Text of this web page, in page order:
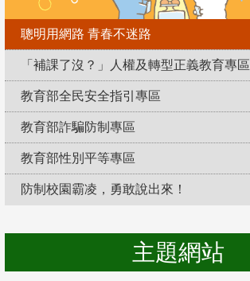
聰明用網路 青春不迷路
「補課了沒？」人權及轉型正義教育專區
教育部全民安全指引專區
教育部詐騙防制專區
教育部性別平等專區
防制校園霸凌，勇敢說出來！
主題網站